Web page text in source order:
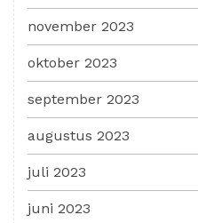
november 2023
oktober 2023
september 2023
augustus 2023
juli 2023
juni 2023